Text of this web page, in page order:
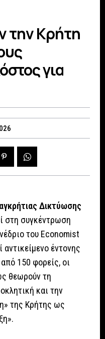
την Κρήτη
για
Δικτύωσης
στη συγκέντρωση
του Economist
έντονης
150 φορείς, οι
θεωρούν τη
και την
της Κρήτης ως